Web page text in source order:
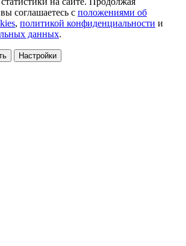
соглашаетесь с положениями об
, политикой конфиденциальности и
данных.
Настройки